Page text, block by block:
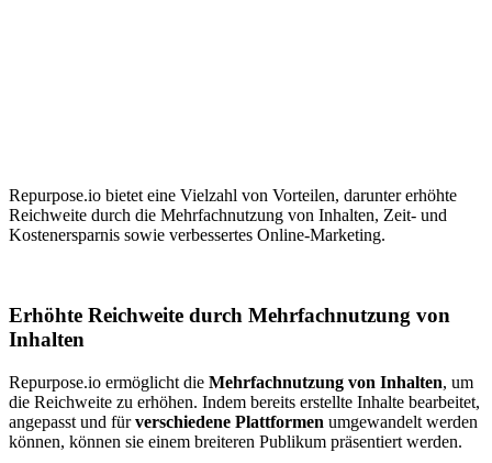
Repurpose.io bietet eine Vielzahl von Vorteilen, darunter erhöhte
Reichweite durch die Mehrfachnutzung von Inhalten, Zeit- und
Kostenersparnis sowie verbessertes Online-Marketing.
Erhöhte Reichweite durch Mehrfachnutzung von
Inhalten
Repurpose.io ermöglicht die Mehrfachnutzung von Inhalten, um
die Reichweite zu erhöhen. Indem bereits erstellte Inhalte bearbeitet,
angepasst und fürverschiedene Plattformen umgewandelt werden
können, können sie einem breiteren Publikum präsentiert werden.